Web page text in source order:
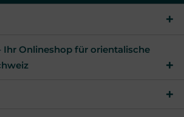
Ihr Onlineshop für orientalische